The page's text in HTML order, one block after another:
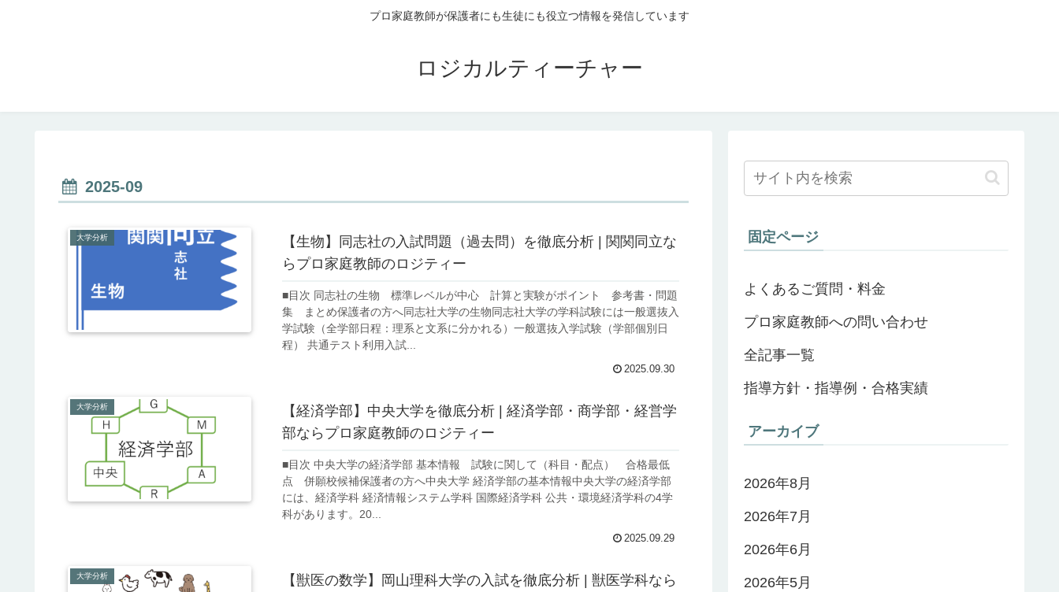
プロ家庭教師が保護者にも生徒にも役立つ情報を発信しています
ロジカルティーチャー
2025-09
大学分析
【生物】同志社の入試問題（過去問）を徹底分析 | 関関同立な
らプロ家庭教師のロジティー
■目次 同志社の生物 標準レベルが中心 計算と実験がポイント 参考書・問題
集 まとめ保護者の方へ同志社大学の生物同志社大学の学科試験には一般選抜入
学試験（全学部日程：理系と文系に分かれる）一般選抜入学試験（学部個別日
程） 共通テスト利用入試...
2025.09.30
大学分析
【経済学部】中央大学を徹底分析 | 経済学部・商学部・経営学
部ならプロ家庭教師のロジティー
■目次 中央大学の経済学部 基本情報 試験に関して（科目・配点） 合格最低
点 併願校候補保護者の方へ中央大学 経済学部の基本情報中央大学の経済学部
には、経済学科 経済情報システム学科 国際経済学科 公共・環境経済学科の4学
科があります。20...
2025.09.29
大学分析
【獣医の数学】岡山理科大学の入試を徹底分析 | 獣医学科なら
固定ページ
よくあるご質問・料金
プロ家庭教師への問い合わせ
全記事一覧
指導方針・指導例・合格実績
アーカイブ
2026年8月
2026年7月
2026年6月
2026年5月